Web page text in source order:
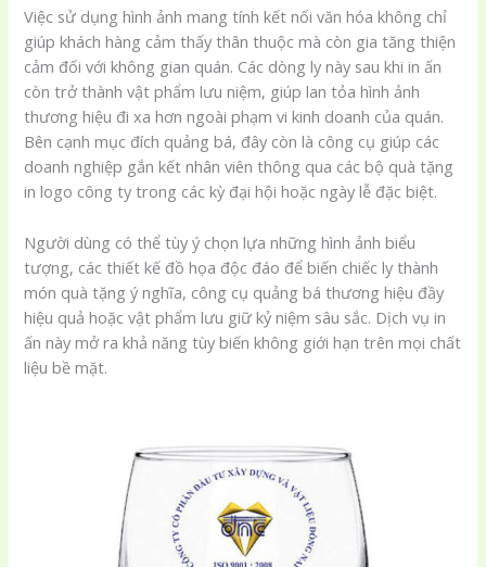
Việc sử dụng hình ảnh mang tính kết nối văn hóa không chỉ
giúp khách hàng cảm thấy thân thuộc mà còn gia tăng thiện
cảm đối với không gian quán. Các dòng ly này sau khi in ấn
còn trở thành vật phẩm lưu niệm, giúp lan tỏa hình ảnh
thương hiệu đi xa hơn ngoài phạm vi kinh doanh của quán.
Bên cạnh mục đích quảng bá, đây còn là công cụ giúp các
doanh nghiệp gắn kết nhân viên thông qua các bộ quà tặng
in logo công ty trong các kỳ đại hội hoặc ngày lễ đặc biệt.
Người dùng có thể tùy ý chọn lựa những hình ảnh biểu
tượng, các thiết kế đồ họa độc đáo để biến chiếc ly thành
món quà tặng ý nghĩa, công cụ quảng bá thương hiệu đầy
hiệu quả hoặc vật phẩm lưu giữ kỷ niệm sâu sắc. Dịch vụ in
ấn này mở ra khả năng tùy biến không giới hạn trên mọi chất
liệu bề mặt.